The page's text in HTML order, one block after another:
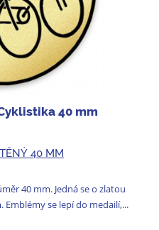
40 mm
40 MM
40 mm. Jedná se o zlatou
se lepí do medailí,...